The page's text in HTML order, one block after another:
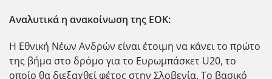
Αναλυτικά η ανακοίνωση της ΕΟΚ:
Η Εθνική Νέων Ανδρών είναι έτοιμη να κάνει το πρώτο
της βήμα στο δρόμο για το Ευρωμπάσκετ U20, το
οποίο θα διεξαχθεί φέτος στην Σλοβενία. Το βασικό